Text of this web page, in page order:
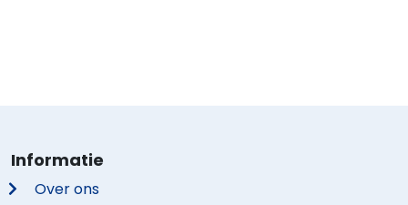
Informatie
Over ons